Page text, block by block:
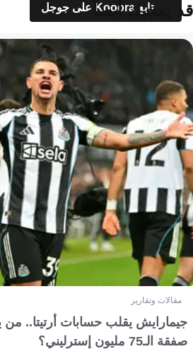
تابع Kooora على جوجل
قد يعجبك أيضاً
مقالات وتقارير
جيمارايش يقلب حسابات أرتيتا.. من
صفقة الـ75 مليون إسترليني؟